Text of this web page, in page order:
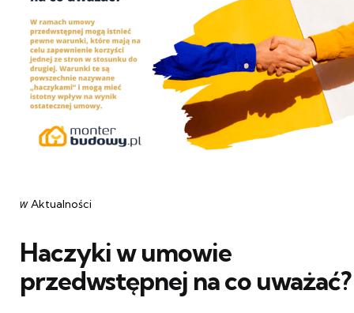
Categories
post
w Aktualności
Haczyki w umowie
przedwstępnej na co uważać?